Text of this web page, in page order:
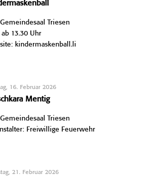
Triesen
ab 13.30 Uhr
kindermaskenball.li
16. Februar 2026
Mentig
Triesen
Freiwillige Feuerwehr
21. Februar 2026